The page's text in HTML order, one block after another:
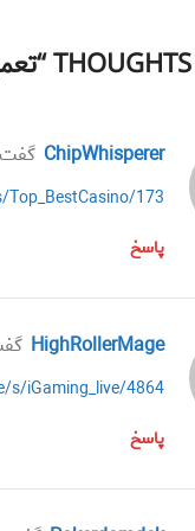
ChipWhisperer
173
پاسخ
HighRollerMage
iGaming_live/4864
پاسخ